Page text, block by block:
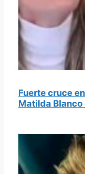
Fuerte cruce
Matilda